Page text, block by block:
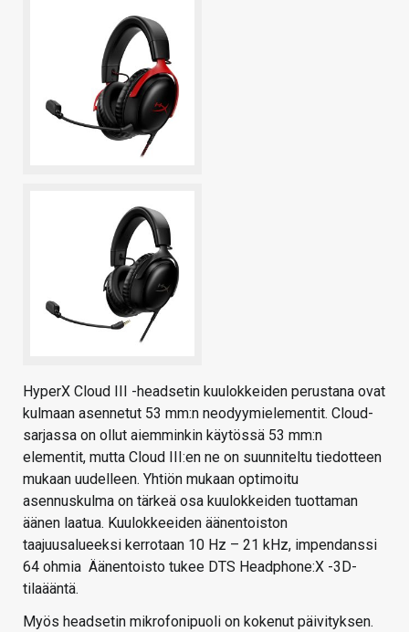
HyperX Cloud III -headsetin kuulokkeiden perustana ovat
kulmaan asennetut 53 mm:n neodyymielementit. Cloud-
sarjassa on ollut aiemminkin käytössä 53 mm:n
elementit, mutta Cloud III:en ne on suunniteltu tiedotteen
mukaan uudelleen. Yhtiön mukaan optimoitu
asennuskulma on tärkeä osa kuulokkeiden tuottaman
äänen laatua. Kuulokkeeiden äänentoiston
taajuusalueeksi kerrotaan 10 Hz – 21 kHz, impendanssi
64 ohmia Äänentoisto tukee DTS Headphone:X -3D-
tilaääntä.
Myös headsetin mikrofonipuoli on kokenut päivityksen.